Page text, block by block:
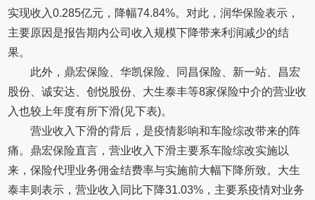
实现收入0.285亿元，降幅74.84%。对此，润华保险表示，
主要原因是报告期内公司收入规模下降带来利润减少的结
果。
此外，鼎宏保险、华凯保险、同昌保险、新一站、昌宏
股份、诚安达、创悦股份、大生泰丰等8家保险中介的营业收
入也较上年度有所下滑(见下表)。
营业收入下滑的背后，是疫情影响和车险综改带来的阵
痛。鼎宏保险直言，营业收入下滑主要系车险综改实施以
来，保险代理业务佣金结费率与实施前大幅下降所致。大生
泰丰则表示，营业收入同比下降31.03%，主要系疫情对业务